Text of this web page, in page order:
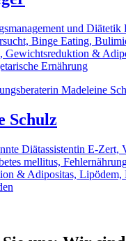
und Diätetik
Binge Eating,
Gewichtsreduktion &
Ernährung
Schulz
Diätassistentin E-Zert,
mellitus,
& Adipositas, Lipödem,